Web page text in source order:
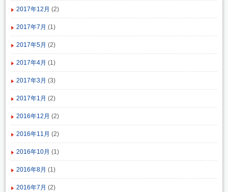
2017年12月 (2)
2017年7月 (1)
2017年5月 (2)
2017年4月 (1)
2017年3月 (3)
2017年1月 (2)
2016年12月 (2)
2016年11月 (2)
2016年10月 (1)
2016年8月 (1)
2016年7月 (2)